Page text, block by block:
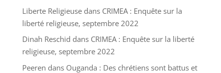
Liberte Religieusedans CRIMEA : Enquête sur la
liberté religieuse, septembre 2022
Dinah Reschid dans CRIMEA : Enquête sur la liberté
religieuse, septembre 2022
Peeren dans Ouganda : Des chrétiens sont battus et